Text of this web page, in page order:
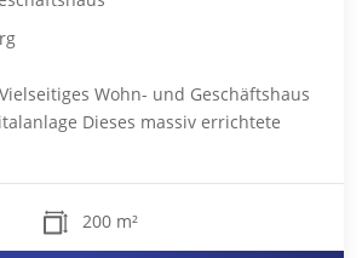
Wohn- und Geschäftshaus
Dieses massiv errichtete
200 m²